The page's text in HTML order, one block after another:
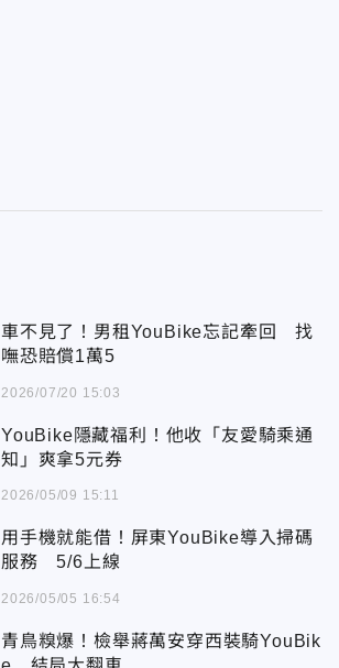
車不見了！男租YouBike忘記牽回 找
嘸恐賠償1萬5
2026/07/20 15:03
YouBike隱藏福利！他收「友愛騎乘通
知」爽拿5元券
2026/05/09 15:11
用手機就能借！屏東YouBike導入掃碼
服務 5/6上線
2026/05/05 16:54
青鳥糗爆！檢舉蔣萬安穿西裝騎YouBik